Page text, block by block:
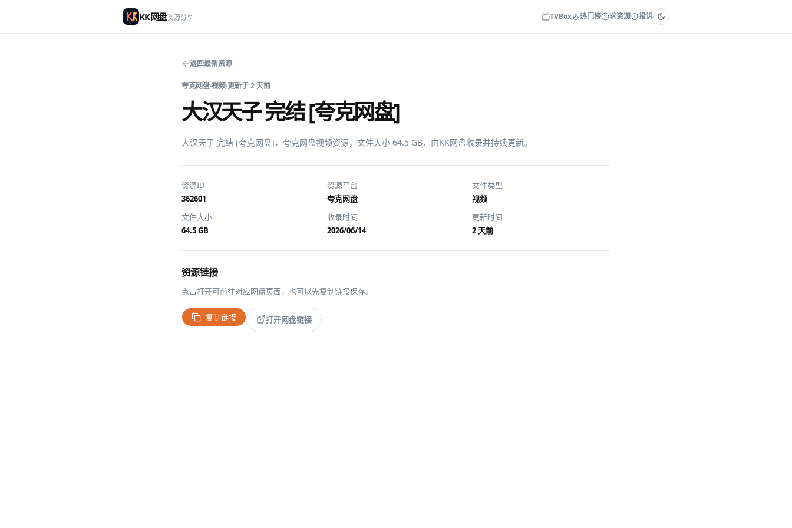
KK网盘资源分享 TVBox 热门榜 求资源 投诉
返回最新资源
夸克网盘·视频·更新于2 天前
大汉天子 完结 [夸克网盘]
大汉天子 完结 [夸克网盘]，夸克网盘视频资源，文件大小 64.5 GB，由KK网盘收录并持续更新。
资源ID
362601
资源平台
夸克网盘
文件类型
视频
文件大小
64.5 GB
收录时间
2026/06/14
更新时间
2 天前
资源链接
点击打开可前往对应网盘页面，也可以先复制链接保存。
复制链接 打开网盘链接